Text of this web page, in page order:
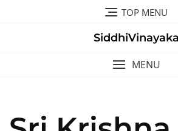
TOP MENU
SiddhiVinayaka
MENU